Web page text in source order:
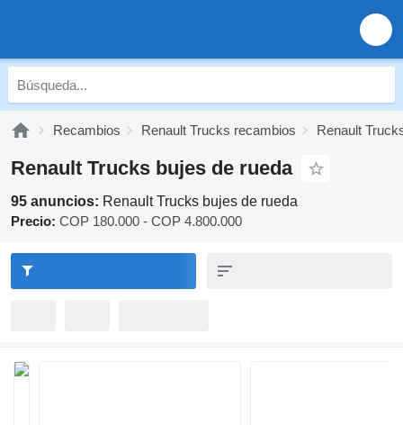
Recambios Renault Trucks recambios Renault
Renault Trucks bujes de rueda
95 anuncios: Renault Trucks bujes de rueda
Precio: COP 180.000 - COP 4.800.000